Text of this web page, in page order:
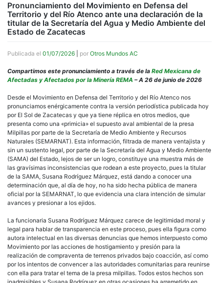
Pronunciamiento del Movimiento en Defensa del
Territorio y del Río Atenco ante una declaración de la
titular de la Secretaría del Agua y Medio Ambiente del
Estado de Zacatecas
Publicada el 01/07/2026 por Otros Mundos AC
Compartimos este pronunciamiento a través de la Red Mexicana de
Afectadas y Afectados por la Minería REMA – A 26 de junio de 2026
Desde el Movimiento en Defensa del Territorio y del Río Atenco nos
pronunciamos enérgicamente contra la versión periodística publicada hoy
por El Sol de Zacatecas y que ya tiene réplica en otros medios, que
presenta como una «primicia» el supuesto aval ambiental de la presa
Milpillas por parte de la Secretaría de Medio Ambiente y Recursos
Naturales (SEMARNAT). Esta información, filtrada de manera ventajista y
sin un sustento legal, por parte de la Secretaría del Agua y Medio Ambiente
(SAMA) del Estado, lejos de ser un logro, constituye una muestra más de
las gravísimas inconsistencias que rodean a este proyecto, pues la titular
de la SAMA, Susana Rodríguez Márquez, está dando a conocer una
determinación que, al día de hoy, no ha sido hecha pública de manera
oficial por la SEMARNAT, lo que evidencia una clara intención de simular
avances y presionar a los ejidos.
La funcionaria Susana Rodríguez Márquez carece de legitimidad moral y
legal para hablar de transparencia en este proceso, pues ella figura como
autora intelectual en las diversas denuncias que hemos interpuesto como
Movimiento por las acciones de hostigamiento y presión para la
realización de compraventa de terrenos privados bajo coacción, así como
por los intentos de convencer a las autoridades comunitarias para reunirse
con ella para tratar el tema de la presa milpillas. Todos estos hechos son